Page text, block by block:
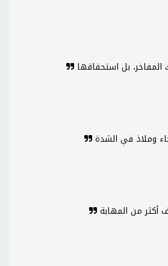
المفاخر، بل استحقاقها
وملاذ في الشدة
أكثر من المهابة